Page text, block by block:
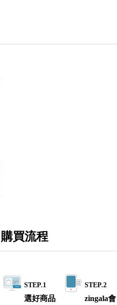
購買流程
STEP.1
選好商品
STEP.2
zingala會